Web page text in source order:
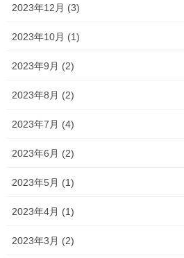
2023年12月 (3)
2023年10月 (1)
2023年9月 (2)
2023年8月 (2)
2023年7月 (4)
2023年6月 (2)
2023年5月 (1)
2023年4月 (1)
2023年3月 (2)